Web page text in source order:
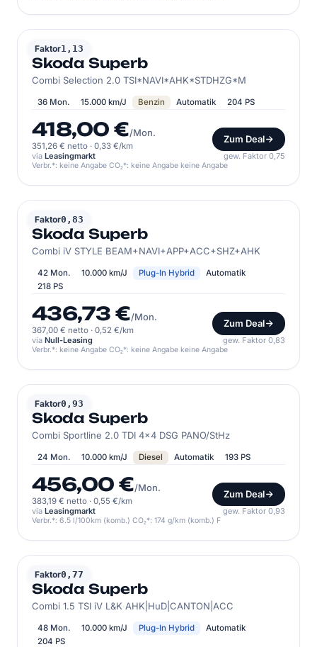
Faktor1,13
SKODA
Skoda Superb
Combi Selection 2.0 TSI*NAVI*AHK*STDHZG*M
36 Mon. 15.000 km/J Benzin Automatik 204 PS
418,00 €/Mon.
351,26 € netto · 0,33 €/km
Zum Deal
via Leasingmarkt gew. Faktor 0,75
Verbr.*: keine Angabe CO₂*: keine Angabe keine Angabe
Faktor0,83
SKODA
Skoda Superb
Combi iV STYLE BEAM+NAVI+APP+ACC+SHZ+AHK
42 Mon. 10.000 km/J Plug-In Hybrid
Automatik
218 PS
436,73 €/Mon.
367,00 € netto · 0,52 €/km
Zum Deal
via Null-Leasing gew. Faktor 0,83
Verbr.*: keine Angabe CO₂*: keine Angabe keine Angabe
Faktor0,93
SKODA
Skoda Superb
Combi Sportline 2.0 TDI 4x4 DSG PANO/StHz
24 Mon. 10.000 km/J Diesel Automatik 193 PS
456,00 €/Mon.
383,19 € netto · 0,55 €/km
Zum Deal
via Leasingmarkt gew. Faktor 0,93
Verbr.*: 6.5 l/100km (komb.) CO₂*: 174 g/km (komb.) F
Faktor0,77
SKODA
Skoda Superb
Combi 1.5 TSI iV L&K AHK|HuD|CANTON|ACC
48 Mon. 10.000 km/J Plug-In Hybrid
Automatik
204 PS